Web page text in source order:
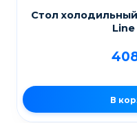
Стол
Line
В